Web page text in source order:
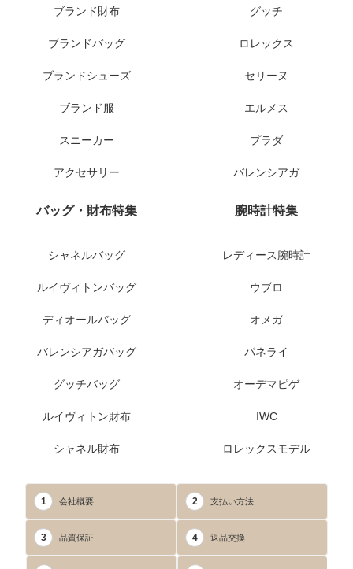
ブランド財布
ブランドバッグ
ブランドシューズ
ブランド服
スニーカー
アクセサリー
グッチ
ロレックス
セリーヌ
エルメス
プラダ
バレンシアガ
バッグ・財布特集
シャネルバッグ
ルイヴィトンバッグ
ディオールバッグ
バレンシアガバッグ
グッチバッグ
ルイヴィトン財布
シャネル財布
腕時計特集
レディース腕時計
ウブロ
オメガ
パネライ
オーデマピゲ
IWC
ロレックスモデル
1 会社概要 2 支払い方法
3 品質保証 4 返品交換